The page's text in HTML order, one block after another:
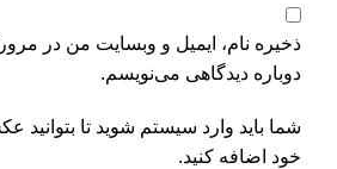
ذخیره نام، ایمیل و وبسایت من در
دوباره دیدگاهی می‌نویسم.
شما باید وارد سیستم شوید تا بتوانید
خود اضافه کنید.